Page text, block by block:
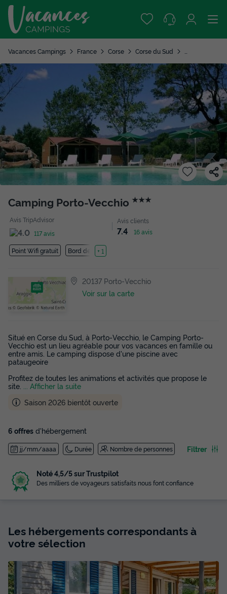
Vacances Campings France Corse Corse du Sud
Camping Porto-Vecchio ★★★
Avis TripAdvisor
117 avis
Avis clients
7.4 16 avis
Point Wifi gratuit Bord de mer
+ 1
20137 Porto-Vecchio
Voir sur la carte
Situé en Corse du Sud, à Porto-Vecchio, le Camping Porto-
Vecchio est un lieu agréable pour vos vacances en famille ou
entre amis. Le camping dispose d'une piscine avec
pataugeoire
Profitez de toutes les animations et activités que propose le
site.
... Afficher la suite
Saison 2026 bientôt ouverte
6 offres d'hébergement
jj/mm/aaaa Durée Nombre de personnes Filtrer
Noté 4,5/5 sur Trustpilot
Des milliers de voyageurs satisfaits nous font confiance
Les hébergements correspondants à
votre sélection